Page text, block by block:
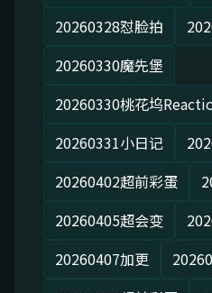
20260328怼脸拍
20260330魔先堡
20260330桃花坞
20260331小日记
20260402超前彩蛋
20260405超会变
20260407加更